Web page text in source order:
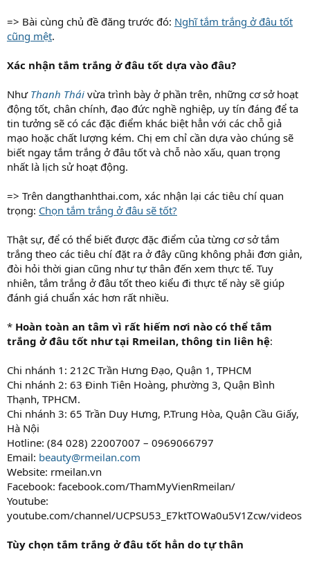
=> Bài cùng chủ đề đăng trước đó: Nghĩ tắm trắng ở đâu tốt
cũng mệt.
Xác nhận tắm trắng ở đâu tốt dựa vào đâu?
Như Thanh Thái vừa trình bày ở phần trên, những cơ sở hoạt
động tốt, chân chính, đạo đức nghề nghiệp, uy tín đáng để ta
tin tưởng sẽ có các đặc điểm khác biệt hẳn với các chỗ giả
mạo hoặc chất lượng kém. Chị em chỉ cần dựa vào chúng sẽ
biết ngay tắm trắng ở đâu tốt và chỗ nào xấu, quan trọng
nhất là lịch sử hoạt động.
=> Trên dangthanhthai.com, xác nhận lại các tiêu chí quan
trọng: Chọn tắm trắng ở đâu sẽ tốt?
Thật sự, để có thể biết được đặc điểm của từng cơ sở tắm
trắng theo các tiêu chí đặt ra ở đây cũng không phải đơn giản,
đòi hỏi thời gian cũng như tự thân đến xem thực tế. Tuy
nhiên, tắm trắng ở đâu tốt theo kiểu đi thực tế này sẽ giúp
đánh giá chuẩn xác hơn rất nhiều.
* Hoàn toàn an tâm vì rất hiếm nơi nào có thể tắm
trắng ở đâu tốt như tại Rmeilan, thông tin liên hệ:
Chi nhánh 1: 212C Trần Hưng Đạo, Quận 1, TPHCM
Chi nhánh 2: 63 Đinh Tiên Hoàng, phường 3, Quận Bình
Thạnh, TPHCM.
Chi nhánh 3: 65 Trần Duy Hưng, P.Trung Hòa, Quận Cầu Giấy,
Hà Nội
Hotline: (84 028) 22007007 – 0969066797
Email: beauty@rmeilan.com
Website: rmeilan.vn
Facebook: facebook.com/ThamMyVienRmeilan/
Youtube:
youtube.com/channel/UCPSU53_E7ktTOWa0u5V1Zcw/videos
Tùy chọn tắm trắng ở đâu tốt hẳn do tự thân